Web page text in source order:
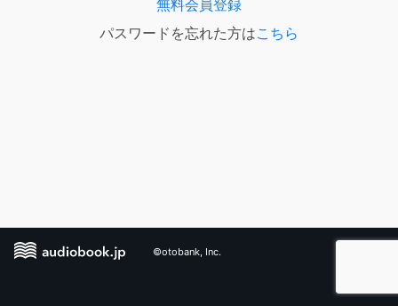
無料会員登録
パスワードを忘れた方はこちら
©otobank, Inc.